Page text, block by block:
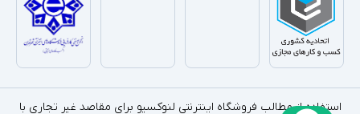
استفاده از مطالب فروشگاه اینترنتی لنوکسیو برای مقاصد غیر تجاری با